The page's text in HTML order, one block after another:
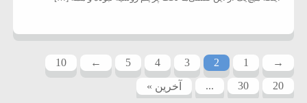
→
1
2
3
4
5
←
10
20
30
... آخرین »